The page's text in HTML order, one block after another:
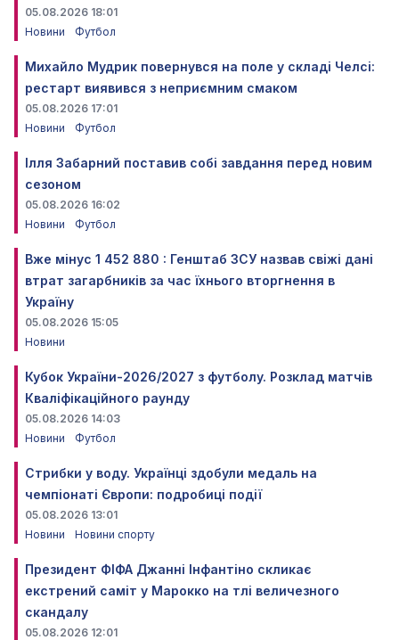
05.08.2026 18:01
Новини
Футбол
Михайло Мудрик повернувся на поле у складі Челсі:
рестарт виявився з неприємним смаком
05.08.2026 17:01
Новини
Футбол
Ілля Забарний поставив собі завдання перед новим
сезоном
05.08.2026 16:02
Новини
Футбол
Вже мінус 1 452 880 : Генштаб ЗСУ назвав свіжі дані
втрат загарбників за час їхнього вторгнення в
Україну
05.08.2026 15:05
Новини
Кубок України-2026/2027 з футболу. Розклад матчів
Кваліфікаційного раунду
05.08.2026 14:03
Новини
Футбол
Стрибки у воду. Українці здобули медаль на
чемпіонаті Європи: подробиці події
05.08.2026 13:01
Новини
Новини спорту
Президент ФІФА Джанні Інфантіно скликає
екстрений саміт у Марокко на тлі величезного
скандалу
05.08.2026 12:01